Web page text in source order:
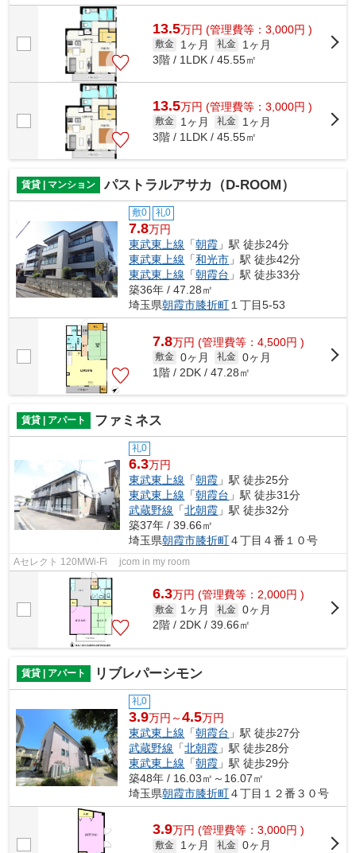
13.5万円 (管理費等：3,000円 )
敷金 1ヶ月 礼金
1ヶ月
3階 / 1LDK / 45.55㎡
13.5万円 (管理費等：3,000円 )
敷金 1ヶ月 礼金
1ヶ月
3階 / 1LDK / 45.55㎡
賃貸 | マンション パストラルアサカ（D-ROOM）
敷0 礼0
7.8万円
東武東上線 「朝霞 」駅 徒歩24分
東武東上線 「和光市 」駅 徒歩42分
東武東上線 「朝霞台 」駅 徒歩33分
築36年 / 47.28㎡
埼玉県朝霞市膝折町 １丁目5-53
7.8万円 (管理費等：4,500円 )
敷金 0ヶ月 礼金 0ヶ月
1階 / 2DK / 47.28㎡
賃貸 | アパート ファミネス
礼0
6.3万円
東武東上線 「朝霞 」駅 徒歩25分
東武東上線 「朝霞台 」駅 徒歩31分
武蔵野線 「北朝霞 」駅 徒歩32分
築37年 / 39.66㎡
埼玉県朝霞市膝折町４丁目４番１０号
Aセレクト 120MWi-Fi jcom in my room
6.3万円 (管理費等：2,000円 )
敷金 1ヶ月 礼金 0ヶ月
2階 / 2DK / 39.66㎡
賃貸 | アパート リブレパーシモン
礼0
3.9万円～4.5万円
東武東上線 「朝霞台 」駅 徒歩27分
武蔵野線 「北朝霞 」駅 徒歩28分
東武東上線 「朝霞 」駅 徒歩29分
築48年 / 16.03㎡～16.07㎡
埼玉県朝霞市膝折町４丁目１２番３０号
3.9万円 (管理費等：3,000円 )
敷金 1ヶ月 礼金 0ヶ月